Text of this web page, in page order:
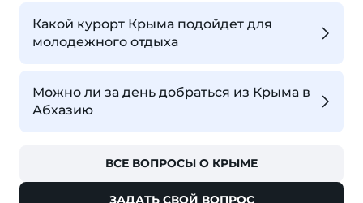
Какой курорт Крыма подойдет для
молодежного отдыха
Можно ли за день добраться из Крыма в
Абхазию
ВСЕ ВОПРОСЫ О КРЫМЕ
ЗАДАТЬ СВОЙ ВОПРОС